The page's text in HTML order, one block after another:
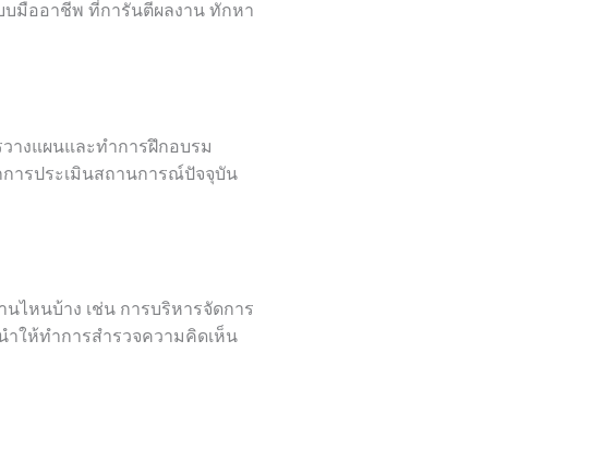
บมืออาชีพ ที่การันตีผลงาน ทักหา
างแผนและทำการฝึกอบรม
การประเมินสถานการณ์ปัจจุบัน
นไหนบ้าง เช่น การบริหารจัดการ
ให้ทำการสำรวจความคิดเห็น